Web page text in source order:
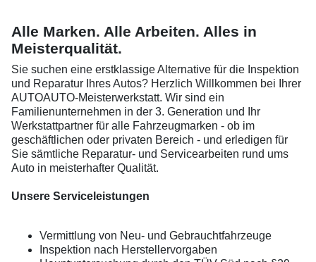
Alle Marken. Alle Arbeiten. Alles in
Meisterqualität.
Sie suchen eine erstklassige Alternative für die Inspektion
und Reparatur Ihres Autos? Herzlich Willkommen bei Ihrer
AUTOAUTO-Meisterwerkstatt. Wir sind ein
Familienunternehmen in der 3. Generation und Ihr
Werkstattpartner für alle Fahrzeugmarken - ob im
geschäftlichen oder privaten Bereich - und erledigen für
Sie sämtliche Reparatur- und Servicearbeiten rund ums
Auto in meisterhafter Qualität.
Unsere Serviceleistungen
Vermittlung von Neu- und Gebrauchtfahrzeuge
Inspektion nach Herstellervorgaben